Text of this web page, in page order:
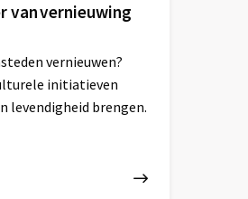
van vernieuwing
vernieuwen?
initiatieven
levendigheid brengen.